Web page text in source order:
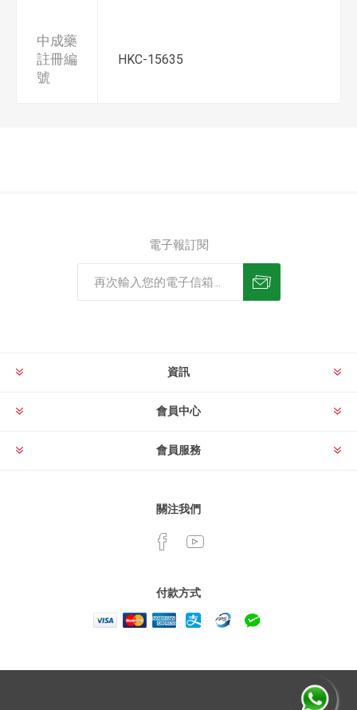
中成藥
註冊編
號
HKC-15635
電子報訂閱
資訊
會員中心
會員服務
關注我們
付款方式